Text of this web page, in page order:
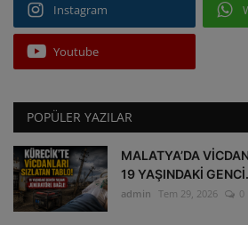
Instagram
Youtube
POPÜLER YAZILAR
MALATYA’DA
19 YAŞINDAKİ
admin Tem 29, 2026 0